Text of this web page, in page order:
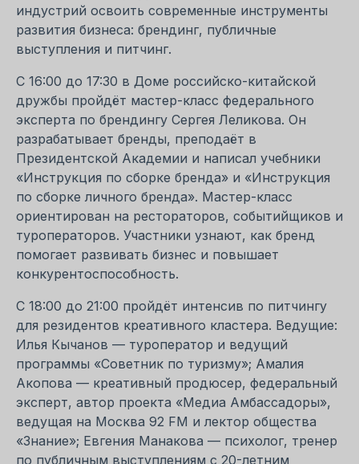
индустрий освоить современные инструменты
развития бизнеса: брендинг, публичные
выступления и питчинг.
С 16:00 до 17:30 в Доме российско-китайской
дружбы пройдёт мастер-класс федерального
эксперта по брендингу Сергея Леликова. Он
разрабатывает бренды, преподаёт в
Президентской Академии и написал учебники
«Инструкция по сборке бренда» и «Инструкция
по сборке личного бренда». Мастер-класс
ориентирован на рестораторов, событийщиков и
туроператоров. Участники узнают, как бренд
помогает развивать бизнес и повышает
конкурентоспособность.
С 18:00 до 21:00 пройдёт интенсив по питчингу
для резидентов креативного кластера. Ведущие:
Илья Кычанов — туроператор и ведущий
программы «Советник по туризму»; Амалия
Акопова — креативный продюсер, федеральный
эксперт, автор проекта «Медиа Амбассадоры»,
ведущая на Москва 92 FM и лектор общества
«Знание»; Евгения Манакова — психолог, тренер
по публичным выступлениям с 20-летним